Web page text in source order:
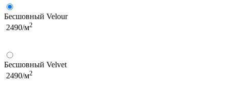
Бесшовный Velour
2490/м2
Бесшовный Velvet
2490/м2